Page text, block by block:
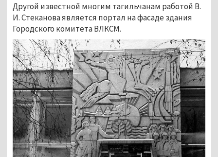
Другой известной многим тагильчанам работой В.
И. Стеканова является портал на фасаде здания
Городского комитета ВЛКСМ.